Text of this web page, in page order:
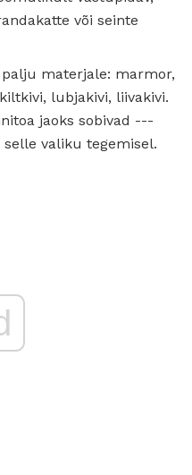
või seinte
materjale: marmor,
lubjakivi, liivakivi.
jaoks sobivad ---
valiku tegemisel.